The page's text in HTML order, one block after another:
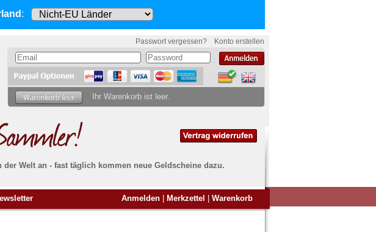
:
Passwort vergessen? Konto erstellen
Ihr Warenkorb ist leer.
Welt an - fast täglich kommen neue Geldscheine dazu.
, werden
Risiko
Möchten Sie Banknoten
verkaufen?
Anmelden Merkzettel Warenkorb